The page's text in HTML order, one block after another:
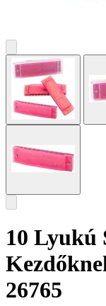
10 Lyukú
26765